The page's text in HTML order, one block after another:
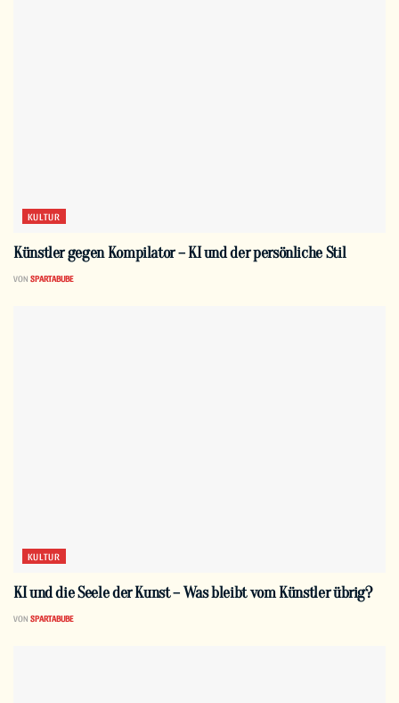
KULTUR
Künstler gegen Kompilator – KI und der persönliche Stil
VON SPARTABUBE
KULTUR
KI und die Seele der Kunst – Was bleibt vom Künstler übrig?
VON SPARTABUBE